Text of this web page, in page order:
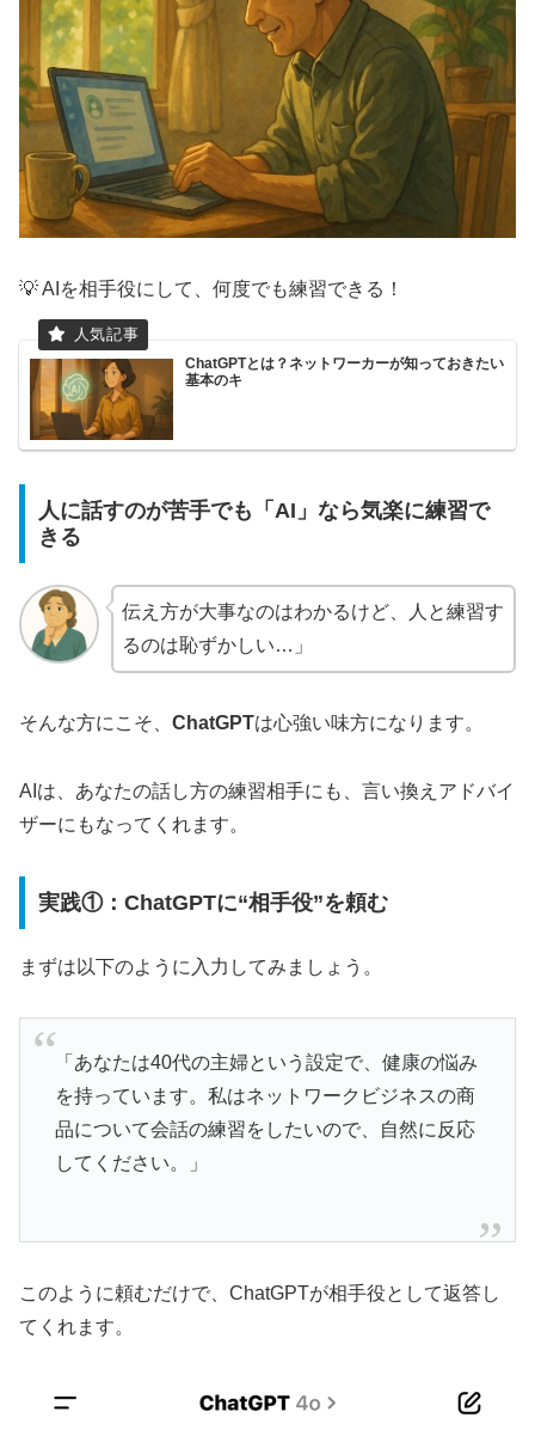
💡 AIを相手役にして、何度でも練習できる！
ChatGPTとは？ネットワーカーが知っておきたい
基本のキ
人に話すのが苦手でも「AI」なら気楽に練習で
きる
伝え方が大事なのはわかるけど、人と練習す
るのは恥ずかしい…」
そんな方にこそ、 ChatGPTは心強い味方になります。
AIは、あなたの話し方の練習相手にも、言い換えアドバイ
ザーにもなってくれます。
実践①：ChatGPTに“相手役”を頼む
まずは以下のように入力してみましょう。
「あなたは40代の主婦という設定で、健康の悩み
を持っています。私はネットワークビジネスの商
品について会話の練習をしたいので、自然に反応
してください。」
このように頼むだけで、ChatGPTが相手役として返答し
てくれます。